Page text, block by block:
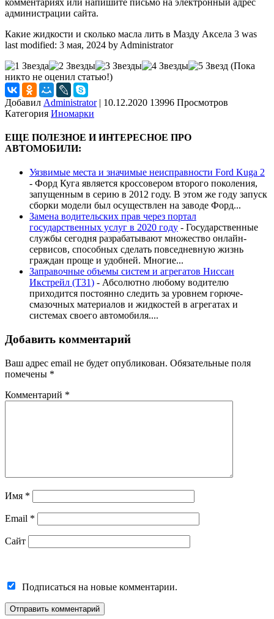
администрации сайта.
Какие жидкости и сколько масла лить в Мазду Аксела 3 was
last modified: 3 мая, 2024 by Administrator
(Пока
никто не оценил статью!)
Добавил Administrator | 10.12.2020 13996 Просмотров
Категория Иномарки
ЕЩЕ ПОЛЕЗНОЕ И ИНТЕРЕСНОЕ ПРО
АВТОМОБИЛИ:
Уязвимые места и значимые неисправности Ford Kuga 2
- Форд Куга является кроссовером второго поколения,
запущенным в серию в 2012 году. В этом же году запуск
сборки модели был осуществлен на заводе Форд...
Замена водительских прав через портал
государственных услуг в 2020 году - Государственные
службы сегодня разрабатывают множество онлайн-
сервисов, способных сделать повседневную жизнь
граждан проще и удобней. Многие...
Заправочные объемы систем и агрегатов Ниссан
Икстрейл (Т31) - Абсолютно любому водителю
приходится постоянно следить за уровнем горюче-
смазочных материалов и жидкостей в агрегатах и
системах своего автомобиля....
Добавить комментарий
Ваш адрес email не будет опубликован. Обязательные поля
помечены *
Комментарий *
Имя *
Email *
Сайт
Подписаться на новые комментарии.